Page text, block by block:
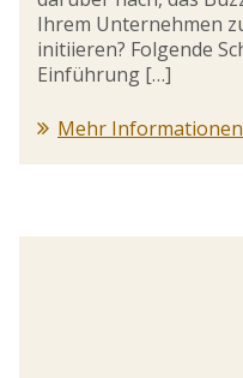
Ihrem Unternehmen
initiieren? Folgende
Einführung […]
Mehr Informationen